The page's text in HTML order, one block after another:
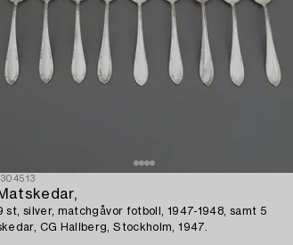
st, silver, matchgåvor fotboll, 1947-1948, samt 5
CG Hallberg, Stockholm, 1947.